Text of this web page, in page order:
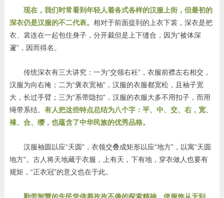
现在，我们时常看到年轻人着各式各样的汉服上街，但最初的
深衣仍是汉服的不二代表。 相对于前面提到的上衣下裳，深衣是把
衣、裳连在一起包住身子，分开裁但是上下缝合，因为“被体深
邃”，因而得名。
传统深衣有三大讲究：一为“交领右衽”，衣服前襟左右相交，
汉服为向右掩；二为“褒衣宽袖”，汉服的衣服都宽松，且袖子宽
大，长过手臂；三为“系带隐扣”，汉服的衣服大多不用扣子，而用
绳带系结。 有人把这些特点总结为八个字：平、中、交、右，宽、
褖、合、缨，也蕴含了中华民族的优秀品格。
汉服袖圆以应“天圆”，衣领交叠成矩形以应“地方”，以寓“天圆
地方”。古人将天地藏于衣服，上有天，下有地，穿衣做人也要有
规矩，“正衣冠”的意义也在于此。